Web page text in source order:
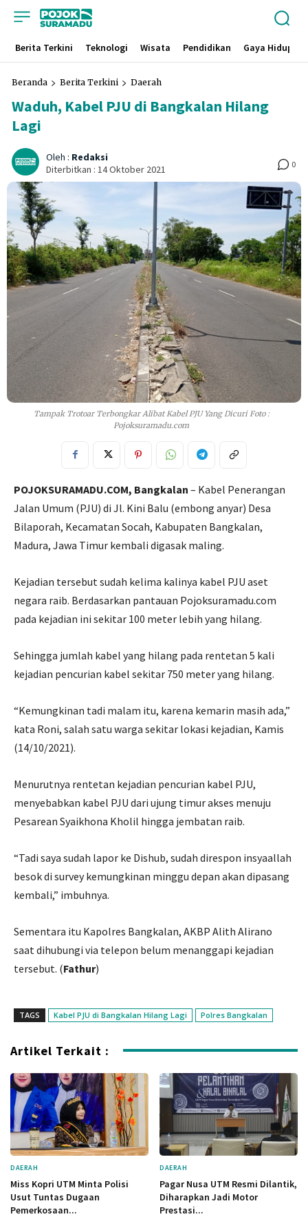
Berita Terkini Teknologi Wisata Pendidikan Gaya Hidup
Beranda Berita Terkini Daerah
Waduh, Kabel PJU di Bangkalan Hilang
Lagi
Oleh : Redaksi
Diterbitkan : 14 Oktober 2021 0
Tampak Trotoar Terbongkar Alibat Kabel PJU Yang Dicuri Foto :
Pojoksuramadu.com
POJOKSURAMADU.COM, Bangkalan – Kabel Penerangan
Jalan Umum (PJU) di Jl. Kini Balu (embong anyar) Desa
Bilaporah, Kecamatan Socah, Kabupaten Bangkalan,
Madura, Jawa Timur kembali digasak maling.
Kejadian tersebut sudah kelima kalinya kabel PJU aset
negara raib. Berdasarkan pantauan Pojoksuramadu.com
pada kejadian ini sekitar 100 meter lebih yang hilang.
Sehingga jumlah kabel yang hilang pada rentetan 5 kali
kejadian pencurian kabel sekitar 750 meter yang hilang.
“Kemungkinan tadi malam itu, karena kemarin masih ada,”
kata Roni, salah satu warga sekitar lokasi kejadian, Kamis
(14/10/2021).
Menurutnya rentetan kejadian pencurian kabel PJU,
menyebabkan kabel PJU dari ujung timur akses menuju
Pesarean Syaikhona Kholil hingga jembatan raib.
“Tadi saya sudah lapor ke Dishub, sudah direspon insyaallah
besok di survey kemungkinan minggu depan akan dipasang
kembali,” imbuhnya.
Sementara itu Kapolres Bangkalan, AKBP Alith Alirano
saat dihubungi via telepon belum menanggapi kejadian
tersebut. (Fathur)
TAGS Kabel PJU di Bangkalan Hilang Lagi Polres Bangkalan
Artikel Terkait :
DAERAH
Miss Kopri UTM Minta Polisi
Usut Tuntas Dugaan
Pemerkosaan...
DAERAH
Pagar Nusa UTM Resmi Dilantik,
Diharapkan Jadi Motor
Prestasi...